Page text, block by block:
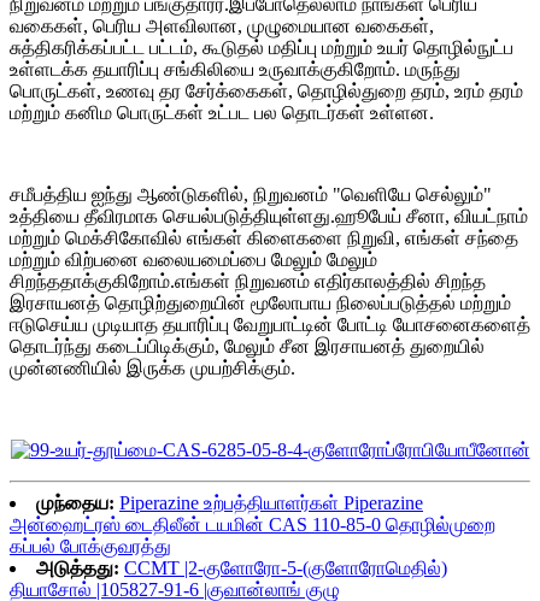
வகைகள், பெரிய அளவிலான, முழுமையான வகைகள்,
சுத்திகரிக்கப்பட்ட பட்டம், கூடுதல் மதிப்பு மற்றும் உயர் தொழில்நுட்ப
உள்ளடக்க தயாரிப்பு சங்கிலியை உருவாக்குகிறோம். மருந்து
பொருட்கள், உணவு தர சேர்க்கைகள், தொழில்துறை தரம், உரம் தரம்
மற்றும் கனிம பொருட்கள் உட்பட பல தொடர்கள் உள்ளன.
சமீபத்திய ஐந்து ஆண்டுகளில், நிறுவனம் "வெளியே செல்லும்"
உத்தியை தீவிரமாக செயல்படுத்தியுள்ளது.ஹூபேய் சீனா, வியட்நாம்
மற்றும் மெக்சிகோவில் எங்கள் கிளைகளை நிறுவி, எங்கள் சந்தை
மற்றும் விற்பனை வலையமைப்பை மேலும் மேலும்
சிறந்ததாக்குகிறோம்.எங்கள் நிறுவனம் எதிர்காலத்தில் சிறந்த
இரசாயனத் தொழிற்துறையின் மூலோபாய நிலைப்படுத்தல் மற்றும்
ஈடுசெய்ய முடியாத தயாரிப்பு வேறுபாட்டின் போட்டி யோசனைகளைத்
தொடர்ந்து கடைப்பிடிக்கும், மேலும் சீன இரசாயனத் துறையில்
முன்னணியில் இருக்க முயற்சிக்கும்.
முந்தைய: Piperazine உற்பத்தியாளர்கள் Piperazine
அன்ஹைட்ரஸ் டைதிலீன் டயமின் CAS 110-85-0 தொழில்முறை
கப்பல் போக்குவரத்து
அடுத்தது: CCMT |2-குளோரோ-5-(குளோரோமெதில்)
தியாசோல் |105827-91-6 |குவான்லாங் குழு